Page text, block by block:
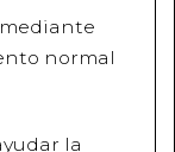
normal
la